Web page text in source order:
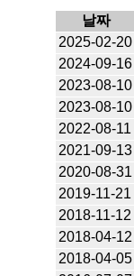
날짜
2025-02-20
2024-09-16
2023-08-10
2023-08-10
2022-08-11
2021-09-13
2020-08-31
2019-11-21
2018-11-12
2018-04-12
2018-04-05